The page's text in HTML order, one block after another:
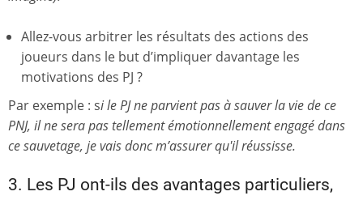
Allez-vous arbitrer les résultats des actions des
joueurs dans le but d’impliquer davantage les
motivations des PJ ?
Par exemple : si le PJ ne parvient pas à sauver la vie de ce
PNJ, il ne sera pas tellement émotionnellement engagé dans
ce sauvetage, je vais donc m’assurer qu'il réussisse.
3. Les PJ ont-ils des avantages particuliers,